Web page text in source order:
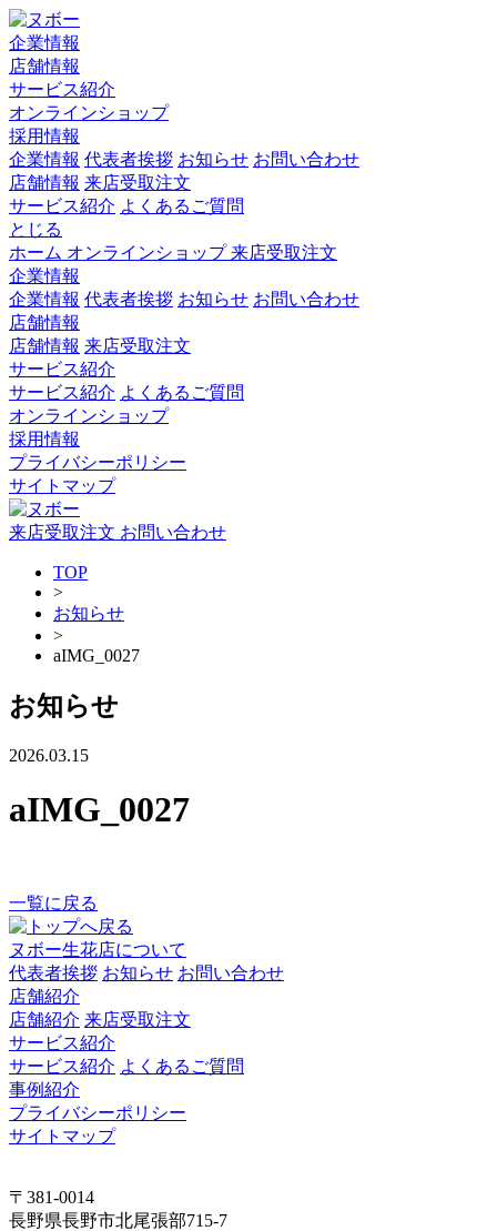
企業情報
店舗情報
サービス紹介
オンラインショップ
採用情報
企業情報 代表者挨拶 お知らせ お問い合わせ
店舗情報 来店受取注文
サービス紹介 よくあるご質問
とじる
ホーム オンラインショップ来店受取注文
企業情報
企業情報 代表者挨拶 お知らせ お問い合わせ
店舗情報
店舗情報 来店受取注文
サービス紹介
サービス紹介 よくあるご質問
オンラインショップ
採用情報
プライバシーポリシー
サイトマップ
来店受取注文 お問い合わせ
TOP
>
お知らせ
>
aIMG_0027
お知らせ
2026.03.15
aIMG_0027
一覧に戻る
ヌボー生花店について
代表者挨拶 お知らせ お問い合わせ
店舗紹介
店舗紹介 来店受取注文
サービス紹介
サービス紹介 よくあるご質問
事例紹介
プライバシーポリシー
サイトマップ
〒381-0014
長野県長野市北尾張部715-7